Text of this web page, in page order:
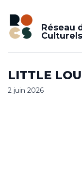
Réseau
LITTLE
2 juin 2026